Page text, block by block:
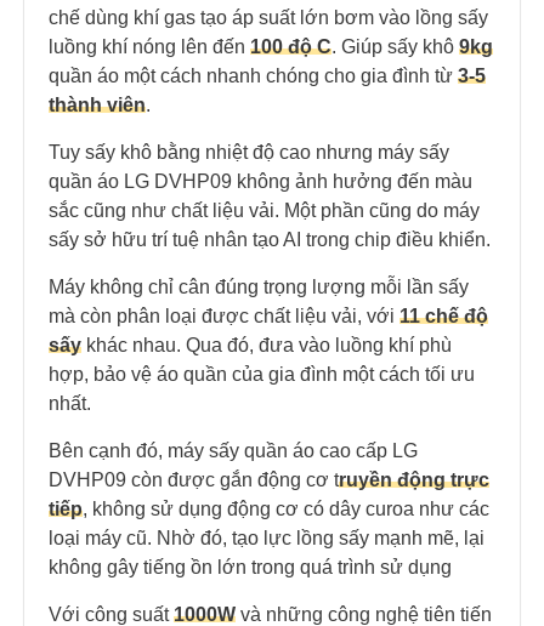
chế dùng khí gas tạo áp suất lớn bơm vào lồng sấy
luồng khí nóng lên đến 100 độ C. Giúp sấy khô 9kg
quần áo một cách nhanh chóng cho gia đình từ 3-5
thành viên.
Tuy sấy khô bằng nhiệt độ cao nhưng máy sấy
quần áo LG DVHP09 không ảnh hưởng đến màu
sắc cũng như chất liệu vải. Một phần cũng do máy
sấy sở hữu trí tuệ nhân tạo AI trong chip điều khiển.
Máy không chỉ cân đúng trọng lượng mỗi lần sấy
mà còn phân loại được chất liệu vải, với 11 chế độ
sấy khác nhau. Qua đó, đưa vào luồng khí phù
hợp, bảo vệ áo quần của gia đình một cách tối ưu
nhất.
Bên cạnh đó, máy sấy quần áo cao cấp LG
DVHP09 còn được gắn động cơ truyền động trực
tiếp, không sử dụng động cơ có dây curoa như các
loại máy cũ. Nhờ đó, tạo lực lồng sấy mạnh mẽ, lại
không gây tiếng ồn lớn trong quá trình sử dụng
Với công suất1000W và những công nghệ tiên tiến